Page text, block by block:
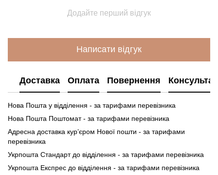
Додайте перший відгук
Написати відгук
Доставка Оплата Повернення
Нова Пошта у відділення - за тарифами перевізника
Нова Пошта Поштомат - за тарифами перевізника
Адресна доставка кур’єром Нової пошти - за тарифами
перевізника
Укрпошта Стандарт до відділення - за тарифами перевізника
Укрпошта Експрес до відділення - за тарифами перевізника